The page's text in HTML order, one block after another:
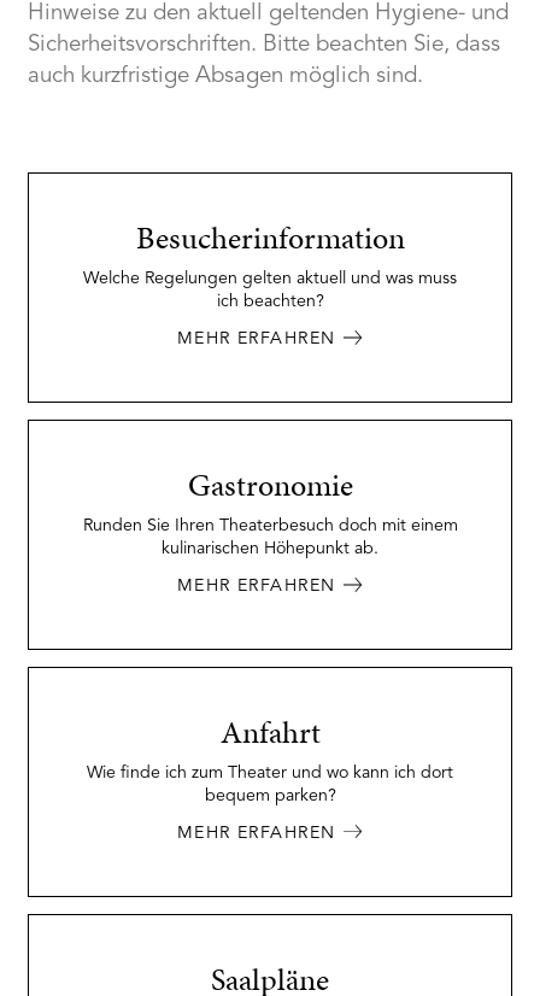
Hinweise zu den aktuell geltenden Hygiene- und
Sicherheitsvorschriften. Bitte beachten Sie, dass
auch kurzfristige Absagen möglich sind.
Besucherinformation
Welche Regelungen gelten aktuell und was muss
ich beachten?
MEHR ERFAHREN
Gastronomie
Runden Sie Ihren Theaterbesuch doch mit einem
kulinarischen Höhepunkt ab.
MEHR ERFAHREN
Anfahrt
Wie finde ich zum Theater und wo kann ich dort
bequem parken?
MEHR ERFAHREN
Saalpläne